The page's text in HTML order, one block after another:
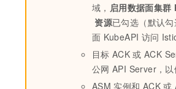
域， 启用数据面集群
资源已勾选（默认
面 KubeAPI 访问
目标 ACK 或 ACK
公网 API Server，以
ASM 实例和 ACK 或